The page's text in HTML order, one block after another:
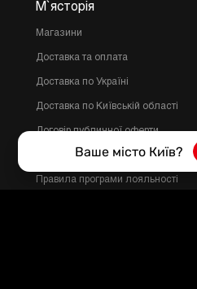
М`ясторія
Магазини
Доставка та оплата
Доставка по Україні
Доставка по Київській області
Договір публичної оферти
Політика конфіденційності
Правила програми лояльності
Ваше місто Київ?